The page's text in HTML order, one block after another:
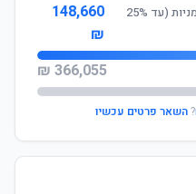
מיטב השתלמות עוקב מדדי אג"ח עם מניות (עד 25%
148,660
₪
366,055 ₪
?השאר פרטים עכשיו